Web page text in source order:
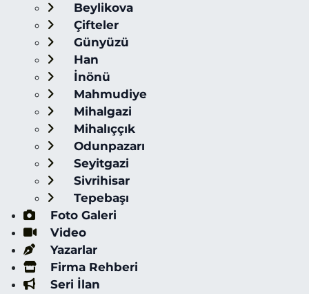
Beylikova
Çifteler
Günyüzü
Han
İnönü
Mahmudiye
Mihalgazi
Mihalıççık
Odunpazarı
Seyitgazi
Sivrihisar
Tepebaşı
Foto Galeri
Video
Yazarlar
Firma Rehberi
Seri İlan